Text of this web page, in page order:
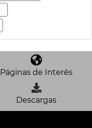
Páginas de Interés
Descargas